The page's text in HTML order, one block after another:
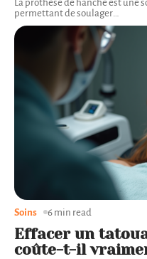
La prothèse de hanche est
permettant de soulager
Effacer un
coûte-t-il
Soins 6 min read